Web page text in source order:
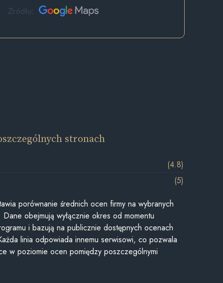
Źródło:
stronach
(4.8)
(5)
porównanie średnich ocen firmy na wybranych
obejmują wyłącznie okres od momentu
i bazują na publicznie dostępnych ocenach
linia odpowiada innemu serwisowi, co pozwala
w poziomie ocen pomiędzy poszczególnymi